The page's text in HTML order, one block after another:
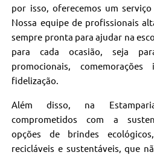
por isso, oferecemos um
Nossa equipe de profissionais
sempre pronta para ajudar na
para cada ocasião, seja
promocionais,
fidelização.
Além disso, na
comprometidos com a
opções de brindes
recicláveis e sustentáveis, que